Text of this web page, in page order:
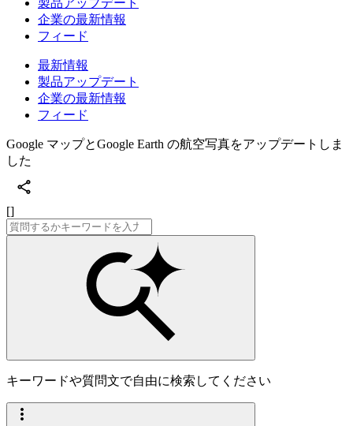
製品アップデート
企業の最新情報
フィード
最新情報
製品アップデート
企業の最新情報
フィード
Google マップとGoogle Earth の航空写真をアップデートしま
した
[]
キーワードや質問文で自由に検索してください